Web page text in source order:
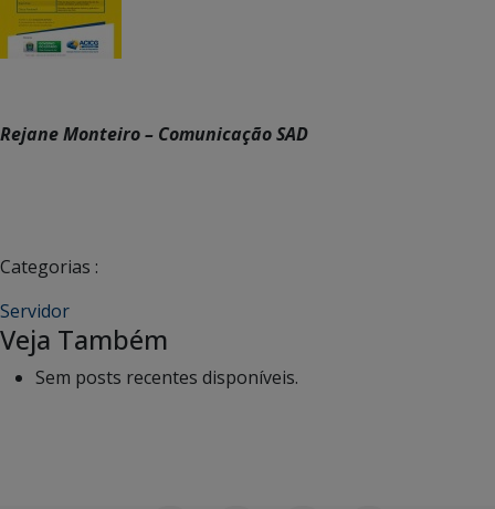
Rejane Monteiro – Comunicação SAD
Categorias :
Servidor
Veja Também
Sem posts recentes disponíveis.